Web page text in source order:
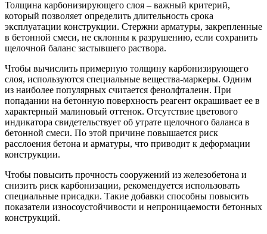
Толщина карбонизирующего слоя – важный критерий,
который позволяет определить длительность срока
эксплуатации конструкции. Стержни арматуры, закрепленные
в бетонной смеси, не склонны к разрушению, если сохранить
щелочной баланс застывшего раствора.
Чтобы вычислить примерную толщину карбонизирующего
слоя, используются специальные вещества-маркеры. Одним
из наиболее популярных считается фенолфталеин. При
попадании на бетонную поверхность реагент окрашивает ее в
характерный малиновый оттенок. Отсутствие цветового
индикатора свидетельствует об утрате щелочного баланса в
бетонной смеси. По этой причине повышается риск
расслоения бетона и арматуры, что приводит к деформации
конструкции.
Чтобы повысить прочность сооружений из железобетона и
снизить риск карбонизации, рекомендуется использовать
специальные присадки. Такие добавки способны повысить
показатели износоустойчивости и непроницаемости бетонных
конструкций.